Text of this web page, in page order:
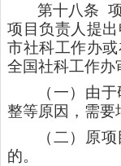
第十八条
项目负责人提
市社科工作办
全国社科工作办
（一）由
整等原因，需要
（二）原
的。